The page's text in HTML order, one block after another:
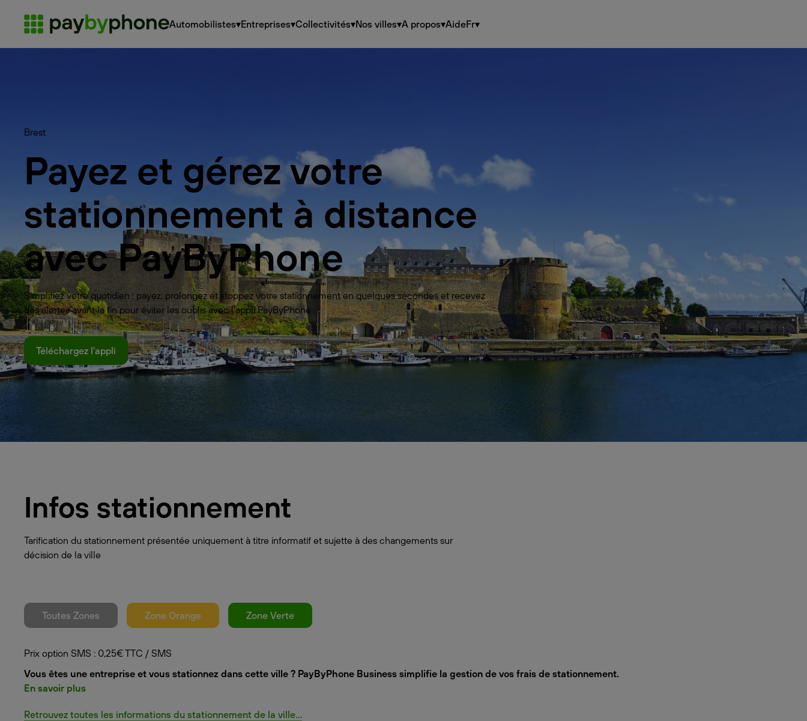
Automobilistes▾Entreprises▾Collectivités▾Nos villes▾A propos▾AideFr▾
Brest
Payez et gérez votre
stationnement à distance
avec PayByPhone
Simplifiez votre quotidien : payez, prolongez et stoppez votre stationnement en quelques secondes et recevez
des alertes avant la fin pour éviter les oublis avec l'appli PayByPhone
Téléchargez l'appli
Infos stationnement
Tarification du stationnement présentée uniquement à titre informatif et sujette à des changements sur
décision de la ville
Toutes Zones Zone Orange Zone Verte
Prix option SMS : 0,25€ TTC / SMS
Vous êtes une entreprise et vous stationnez dans cette ville ? PayByPhone Business simplifie la gestion de vos frais de stationnement.
En savoir plus
Retrouvez toutes les informations du stationnement de la ville...